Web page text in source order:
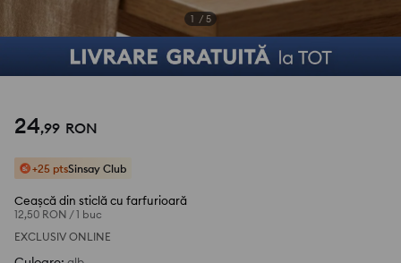
1 / 5
24,99 RON
+25 ptsSinsay Club
Ceașcă din sticlă cu farfurioară
12,50 RON /1 buc
EXCLUSIV ONLINE